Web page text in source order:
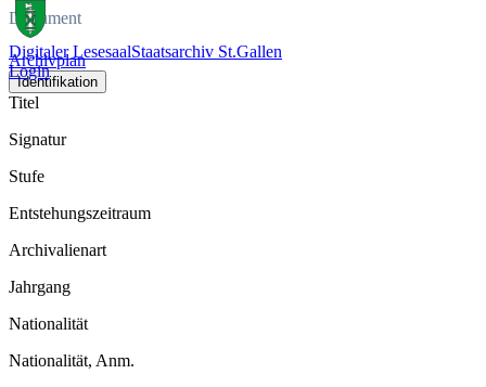
Digitaler LesesaalStaatsarchiv St.Gallen
Login
Dokument
Archivplan
Identifikation
Titel
Signatur
Stufe
Entstehungszeitraum
Archivalienart
Jahrgang
Nationalität
Nationalität, Anm.